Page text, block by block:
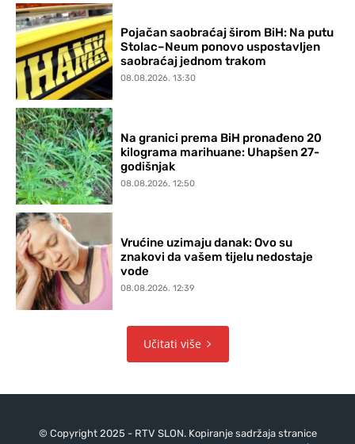
Pojačan saobraćaj širom BiH: Na putu
Stolac–Neum ponovo uspostavljen
saobraćaj jednom trakom
08.08.2026. 13:30
Na granici prema BiH pronađeno 20
kilograma marihuane: Uhapšen 27-
godišnjak
08.08.2026. 12:50
Vrućine uzimaju danak: Ovo su
znakovi da vašem tijelu nedostaje
vode
08.08.2026. 12:39
Učitati više
© Copyright 2025 - RTV SLON. Kopiranje sadržaja stranice